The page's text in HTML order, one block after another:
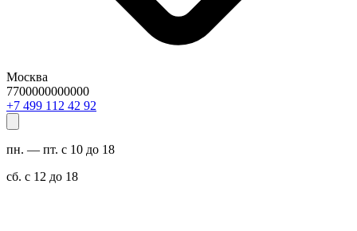
Москва
7700000000000
29 24 211 994 7+
пн. — пт. с 10 до 18
сб. с 12 до 18